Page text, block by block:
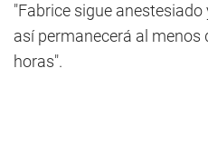
"Fabrice sigue
así permanecerá al
horas".